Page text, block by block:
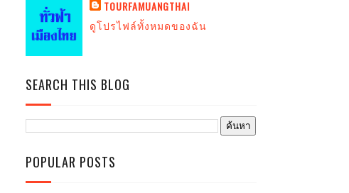
TOURFAMUANGTHAI
ดูโปรไฟล์ทั้งหมดของฉัน
SEARCH THIS BLOG
POPULAR POSTS